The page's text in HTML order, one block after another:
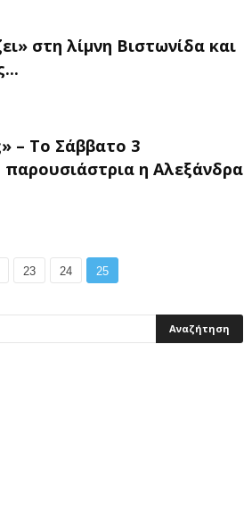
στη λίμνη Βιστωνίδα και
– Το Σάββατο 3
παρουσιάστρια η Αλεξάνδρα
23 24 25